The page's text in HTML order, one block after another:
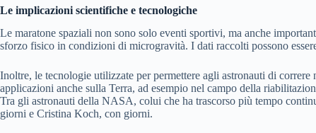
Le implicazioni scientifiche e tecnologiche
Le maratone spaziali non sono solo eventi sportivi, ma anche
sforzo fisico in condizioni di microgravità. I dati raccolti possono
Inoltre, le tecnologie utilizzate per permettere agli astronauti di
applicazioni anche sulla Terra, ad esempio nel campo della
Tra gli astronauti della NASA, colui che ha trascorso più tempo
giorni e Cristina Koch, con giorni.